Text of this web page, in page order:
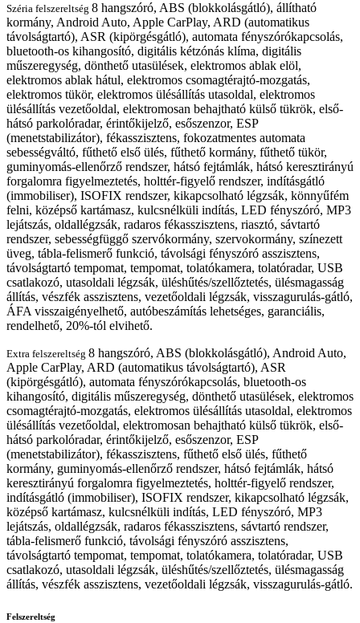
Széria felszereltség 8 hangszóró, ABS (blokkolásgátló), állítható
kormány, Android Auto, Apple CarPlay, ARD (automatikus
távolságtartó), ASR (kipörgésgátló), automata fényszórókapcsolás,
bluetooth-os kihangosító, digitális kétzónás klíma, digitális
műszeregység, dönthető utasülések, elektromos ablak elöl,
elektromos ablak hátul, elektromos csomagtérajtó-mozgatás,
elektromos tükör, elektromos ülésállítás utasoldal, elektromos
ülésállítás vezetőoldal, elektromosan behajtható külső tükrök, első-
hátsó parkolóradar, érintőkijelző, esőszenzor, ESP
(menetstabilizátor), fékasszisztens, fokozatmentes automata
sebességváltó, fűthető első ülés, fűthető kormány, fűthető tükör,
guminyomás-ellenőrző rendszer, hátsó fejtámlák, hátsó keresztirányú
forgalomra figyelmeztetés, holttér-figyelő rendszer, indításgátló
(immobiliser), ISOFIX rendszer, kikapcsolható légzsák, könnyűfém
felni, középső kartámasz, kulcsnélküli indítás, LED fényszóró, MP3
lejátszás, oldallégzsák, radaros fékasszisztens, riasztó, sávtartó
rendszer, sebességfüggő szervókormány, szervokormány, színezett
üveg, tábla-felismerő funkció, távolsági fényszóró asszisztens,
távolságtartó tempomat, tempomat, tolatókamera, tolatóradar, USB
csatlakozó, utasoldali légzsák, üléshűtés/szellőztetés, ülésmagasság
állítás, vészfék asszisztens, vezetőoldali légzsák, visszagurulás-gátló,
ÁFA visszaigényelhető, autóbeszámítás lehetséges, garanciális,
rendelhető, 20%-tól elvihető.
Extra felszereltség 8 hangszóró, ABS (blokkolásgátló), Android Auto,
Apple CarPlay, ARD (automatikus távolságtartó), ASR
(kipörgésgátló), automata fényszórókapcsolás, bluetooth-os
kihangosító, digitális műszeregység, dönthető utasülések, elektromos
csomagtérajtó-mozgatás, elektromos ülésállítás utasoldal, elektromos
ülésállítás vezetőoldal, elektromosan behajtható külső tükrök, első-
hátsó parkolóradar, érintőkijelző, esőszenzor, ESP
(menetstabilizátor), fékasszisztens, fűthető első ülés, fűthető
kormány, guminyomás-ellenőrző rendszer, hátsó fejtámlák, hátsó
keresztirányú forgalomra figyelmeztetés, holttér-figyelő rendszer,
indításgátló (immobiliser), ISOFIX rendszer, kikapcsolható légzsák,
középső kartámasz, kulcsnélküli indítás, LED fényszóró, MP3
lejátszás, oldallégzsák, radaros fékasszisztens, sávtartó rendszer,
tábla-felismerő funkció, távolsági fényszóró asszisztens,
távolságtartó tempomat, tempomat, tolatókamera, tolatóradar, USB
csatlakozó, utasoldali légzsák, üléshűtés/szellőztetés, ülésmagasság
állítás, vészfék asszisztens, vezetőoldali légzsák, visszagurulás-gátló.
Felszereltség